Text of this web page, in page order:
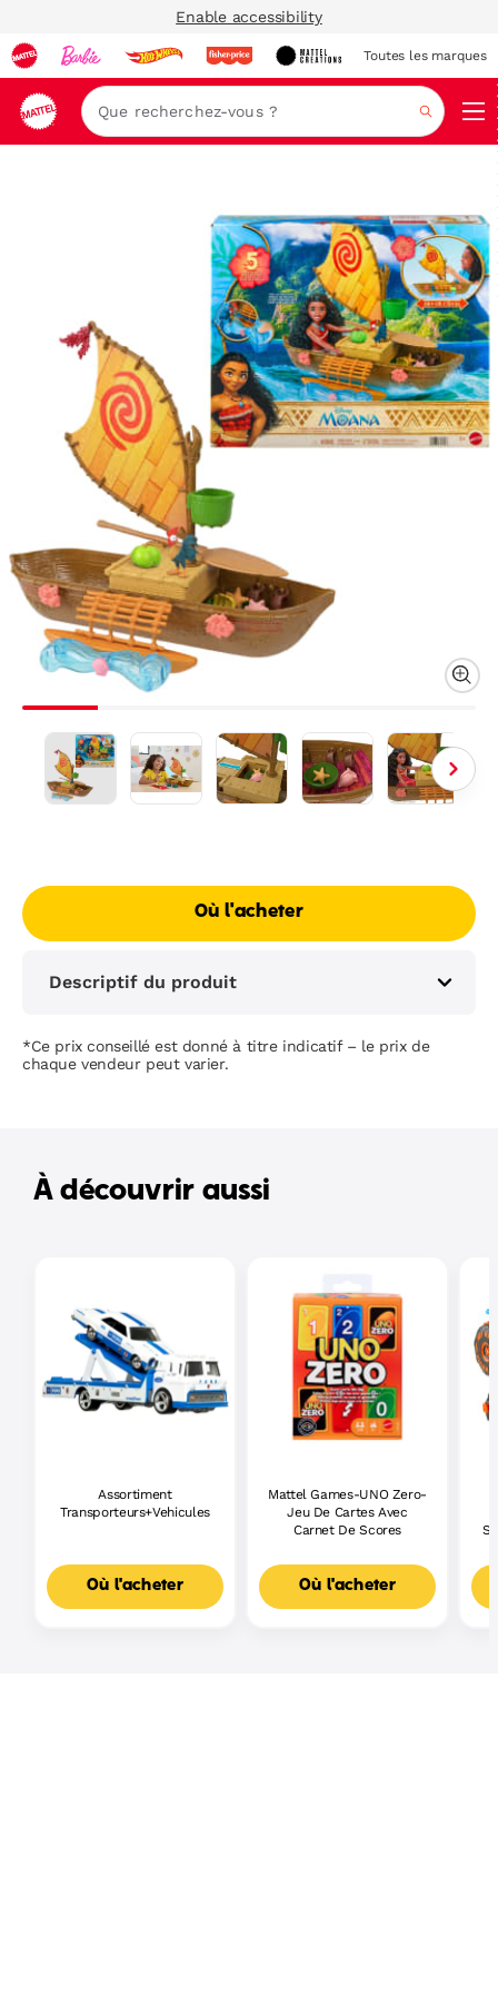
Enable accessibility
Toutes les marques
Où l'acheter
Descriptif du produit
*Ce prix conseillé est donné à titre indicatif – le prix de
chaque vendeur peut varier.
À découvrir aussi
Assortiment
Transporteurs+Vehicules
Où l'acheter
Mattel Games-UNO Zero-
Jeu De Cartes Avec
Carnet De Scores
Où l'acheter